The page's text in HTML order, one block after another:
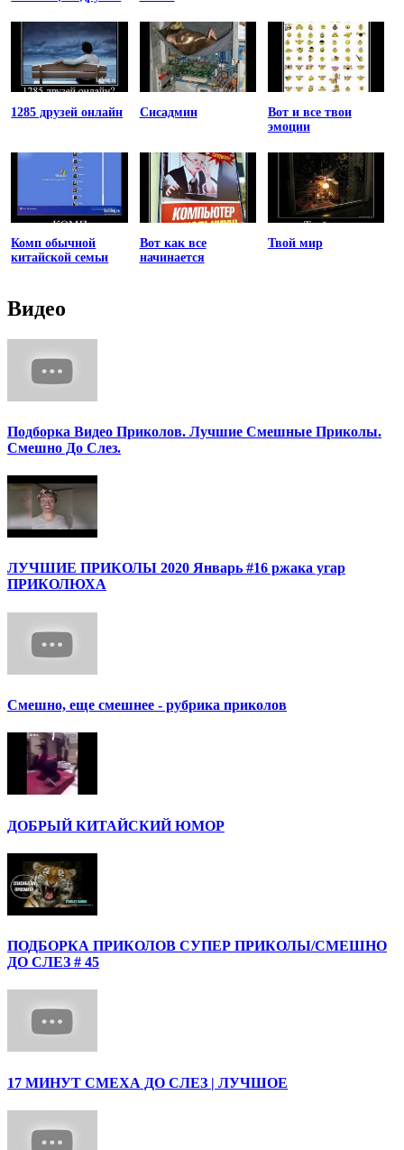
1285 друзей онлайн Сисадмин
Вот и все твои
эмоции
Комп обычной
китайской семьи
Вот как все
начинается
Твой мир
Видео
Подборка Видео Приколов. Лучшие Смешные Приколы.
Смешно До Слез.
ЛУЧШИЕ ПРИКОЛЫ 2020 Январь #16 ржака угар
ПРИКОЛЮХА
Смешно, еще смешнее - рубрика приколов
ДОБРЫЙ КИТАЙСКИЙ ЮМОР
ПОДБОРКА ПРИКОЛОВ СУПЕР ПРИКОЛЫ/СМЕШНО
ДО СЛЕЗ # 45
17 МИНУТ СМЕХА ДО СЛЕЗ | ЛУЧШОЕ